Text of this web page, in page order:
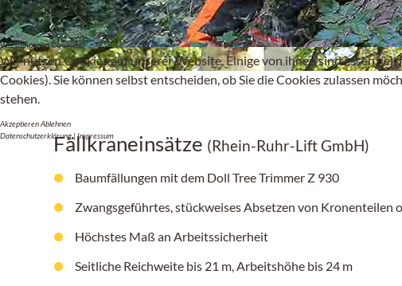
Fällkraneinsätze (Rhein-Ruhr-Lift GmbH)
Baumfällungen mit dem Doll Tree Trimmer Z 930
Zwangsgeführtes, stückweises Absetzen von Kronenteilen
Höchstes Maß an Arbeitssicherheit
Seitliche Reichweite bis 21 m, Arbeitshöhe bis 24 m
Wir benutzen Cookies
Wir nutzen Cookies auf unserer Website. Einige von ihnen sind
Cookies). Sie können selbst entscheiden, ob Sie die Cookies zulassen
stehen.
AkzeptierenAblehnen
Datenschutzerklärung| Impressum